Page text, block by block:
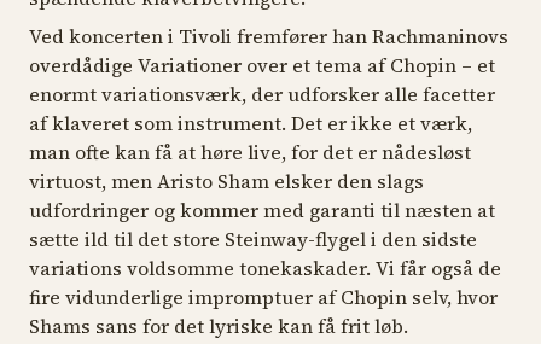
Ved koncerten i Tivoli fremfører han Rachmaninovs
overdådige Variationer over et tema af Chopin – et
enormt variationsværk, der udforsker alle facetter
af klaveret som instrument. Det er ikke et værk,
man ofte kan få at høre live, for det er nådesløst
virtuost, men Aristo Sham elsker den slags
udfordringer og kommer med garanti til næsten at
sætte ild til det store Steinway-flygel i den sidste
variations voldsomme tonekaskader. Vi får også de
fire vidunderlige impromptuer af Chopin selv, hvor
Shams sans for det lyriske kan få frit løb.